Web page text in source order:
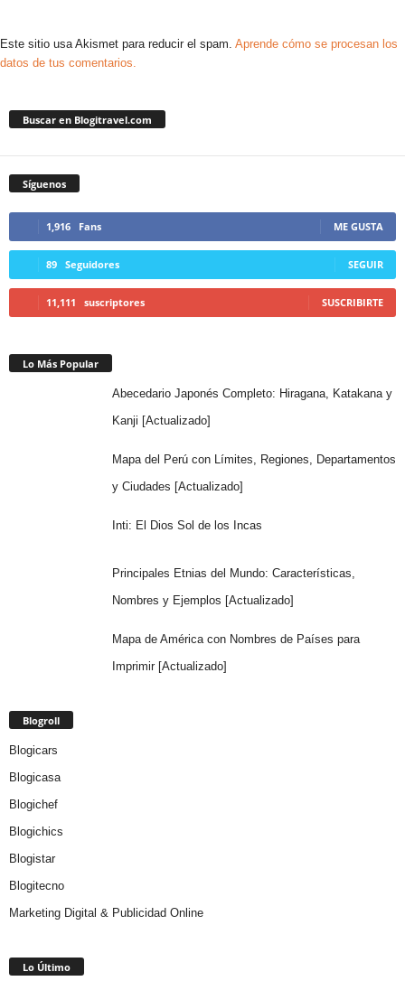
Este sitio usa Akismet para reducir el spam. Aprende cómo se procesan los
datos de tus comentarios.
Buscar en Blogitravel.com
Síguenos
1,916 Fans ME GUSTA
89 Seguidores SEGUIR
11,111 suscriptores SUSCRIBIRTE
Lo Más Popular
Abecedario Japonés Completo: Hiragana, Katakana y
Kanji [Actualizado]
Mapa del Perú con Límites, Regiones, Departamentos
y Ciudades [Actualizado]
Inti: El Dios Sol de los Incas
Principales Etnias del Mundo: Características,
Nombres y Ejemplos [Actualizado]
Mapa de América con Nombres de Países para
Imprimir [Actualizado]
Blogroll
Blogicars
Blogicasa
Blogichef
Blogichics
Blogistar
Blogitecno
Marketing Digital & Publicidad Online
Lo Último